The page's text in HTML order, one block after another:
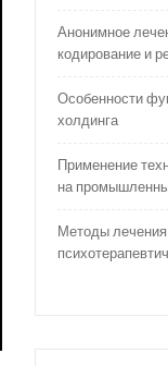
Анонимное
кодирование и
Особенности
холдинга
Применение
на
Методы